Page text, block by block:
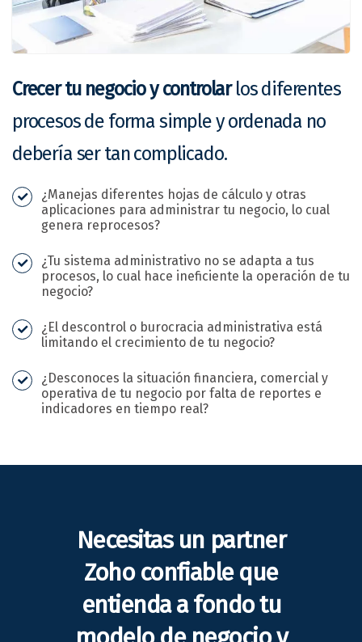
Crecer tu negocio y controlarlos diferentes
procesos de forma simple y ordenada no
debería ser tan complicado.
¿Manejas diferentes hojas de cálculo y otras
aplicaciones para administrar tu negocio, lo cual
genera reprocesos?
¿Tu sistema administrativo no se adapta a tus
procesos, lo cual hace ineficiente la operación de tu
negocio?
¿El descontrol o burocracia administrativa está
limitando el crecimiento de tu negocio?
¿Desconoces la situación financiera, comercial y
operativa de tu negocio por falta de reportes e
indicadores en tiempo real?
Necesitas un partner
Zoho confiable que
entienda a fondo tu